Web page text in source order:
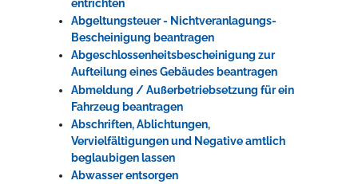
Die Stadthalle Hockenheim bietet den perfekten Standort für Events
entrichten
Abgeltungsteuer - Nichtveranlagungs-
Bescheinigung beantragen
Abgeschlossenheitsbescheinigung zur
Aufteilung eines Gebäudes beantragen
Abmeldung / Außerbetriebsetzung für ein
Fahrzeug beantragen
Abschriften, Ablichtungen,
Vervielfältigungen und Negative amtlich
beglaubigen lassen
Abwasser entsorgen